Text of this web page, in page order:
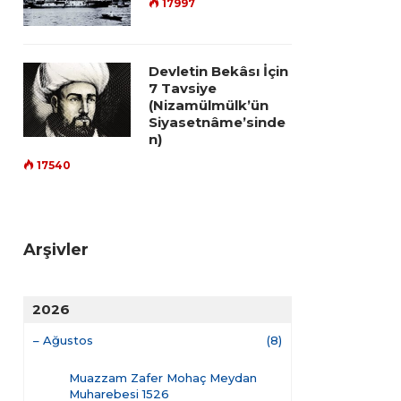
17997
Devletin Bekâsı İçin
7 Tavsiye
(Nizamülmülk’ün
Siyasetnâme’sinde
n)
17540
Arşivler
2026
– Ağustos (8)
Muazzam Zafer Mohaç Meydan
Muharebesi 1526